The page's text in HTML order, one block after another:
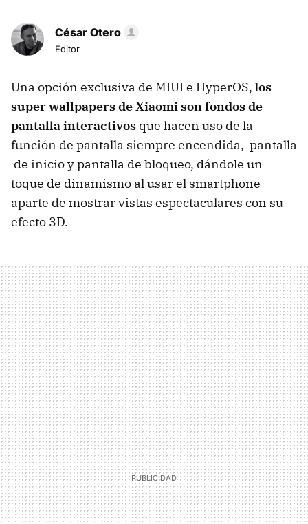
César Otero
Editor
Una opción exclusiva de MIUI e HyperOS, los
super wallpapers de Xiaomi son fondos de
pantalla interactivos que hacen uso de la
función de pantalla siempre encendida, pantalla
de inicio y pantalla de bloqueo, dándole un
toque de dinamismo al usar el smartphone
aparte de mostrar vistas espectaculares con su
efecto 3D.